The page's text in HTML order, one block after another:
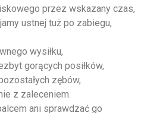
przez wskazany czas,
ustnej tuż po zabiegu,
wysiłku,
gorących posiłków,
zębów,
z zaleceniem.
ani sprawdzać go